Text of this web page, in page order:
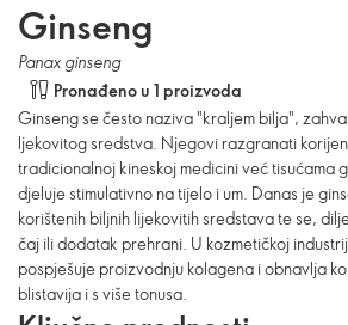
Ginseng
Panax ginseng
Pronađeno u 1 proizvoda
Ginseng se često naziva "kraljem bilja",
ljekovitog sredstva. Njegovi razgranati
tradicionalnoj kineskoj medicini već tisućama
djeluje stimulativno na tijelo i um. Danas je
korištenih biljnih lijekovitih sredstava te se,
čaj ili dodatak prehrani. U kozmetičkoj
pospješuje proizvodnju kolagena i obnavlja
blistavija i s više tonusa.